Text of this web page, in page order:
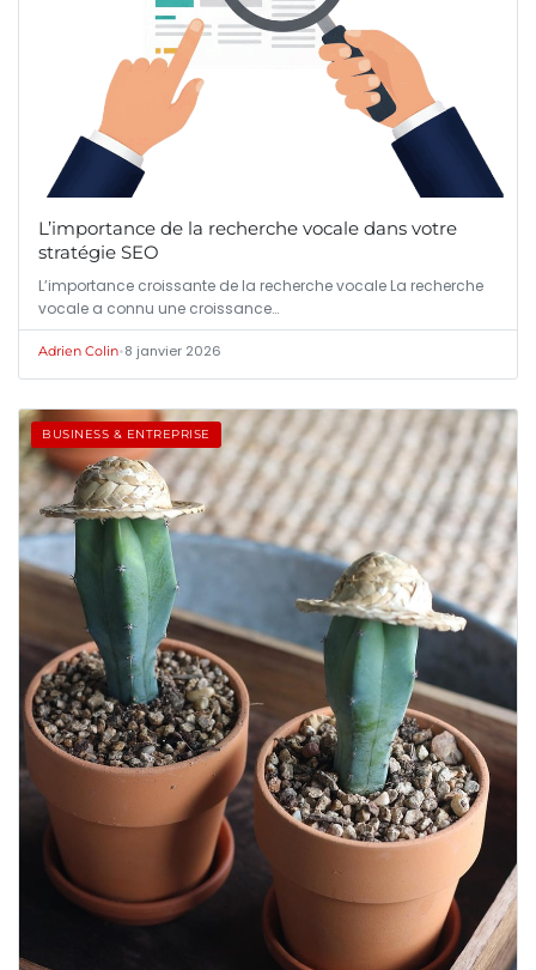
L’importance de la recherche vocale dans votre
stratégie SEO
L’importance croissante de la recherche vocale La recherche
vocale a connu une croissance…
Adrien Colin•8 janvier 2026
BUSINESS & ENTREPRISE